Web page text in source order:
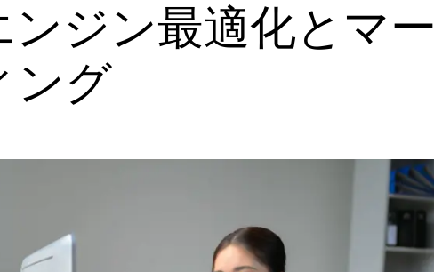
ンジン最適化とマー
ング